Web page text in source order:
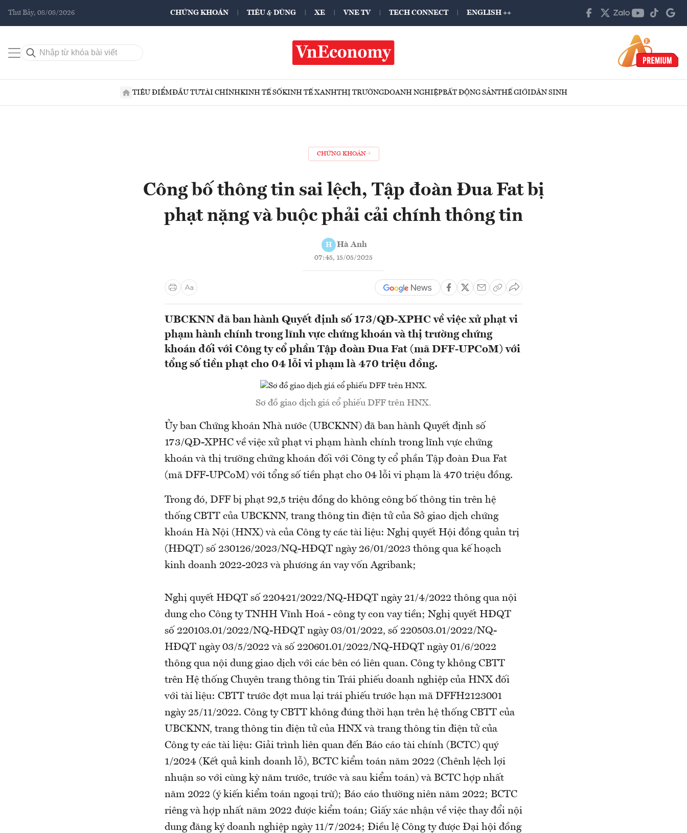
Thứ Bảy, 08/08/2026 CHỨNG KHOÁN TIÊU & DÙNG XE VNE TV TECH CONNECT ENGLISH ++
TIÊU ĐIỂMĐẦU TƯTÀI CHÍNHKINH TẾ SỐKINH TẾ XANHTHỊ TRƯỜNGDOANH NGHIỆPBẤT ĐỘNG SẢNTHẾ GIỚIDÂN SINH
CHỨNG KHOÁN
Công bố thông tin sai lệch, Tập đoàn Đua Fat bị
phạt nặng và buộc phải cải chính thông tin
H Hà Anh
07:45, 15/05/2025
UBCKNN đã ban hành Quyết định số 173/QĐ-XPHC về việc xử phạt vi
phạm hành chính trong lĩnh vực chứng khoán và thị trường chứng
khoán đối với Công ty cổ phần Tập đoàn Đua Fat (mã DFF-UPCoM) với
tổng số tiền phạt cho 04 lỗi vi phạm là 470 triệu đồng.
Sơ đồ giao dịch giá cổ phiếu DFF trên HNX.
Ủy ban Chứng khoán Nhà nước (UBCKNN) đã ban hành Quyết định số
173/QĐ-XPHC về việc xử phạt vi phạm hành chính trong lĩnh vực chứng
khoán và thị trường chứng khoán đối với Công ty cổ phần Tập đoàn Đua Fat
(mã DFF-UPCoM) với tổng số tiền phạt cho 04 lỗi vi phạm là 470 triệu đồng.
Trong đó, DFF bị phạt 92,5 triệu đồng do không công bố thông tin trên hệ
thống CBTT của UBCKNN, trang thông tin điện tử của Sở giao dịch chứng
khoán Hà Nội (HNX) và của Công ty các tài liệu: Nghị quyết Hội đồng quản trị
(HĐQT) số 230126/2023/NQ-HĐQT ngày 26/01/2023 thông qua kế hoạch
kinh doanh 2022-2023 và phương án vay vốn Agribank;
Nghị quyết HĐQT số 220421/2022/NQ-HĐQT ngày 21/4/2022 thông qua nội
dung cho Công ty TNHH Vĩnh Hoá - công ty con vay tiền; Nghị quyết HĐQT
số 220103.01/2022/NQ-HĐQT ngày 03/01/2022, số 220503.01/2022/NQ-
HĐQT ngày 03/5/2022 và số 220601.01/2022/NQ-HĐQT ngày 01/6/2022
thông qua nội dung giao dịch với các bên có liên quan. Công ty không CBTT
trên Hệ thống Chuyên trang thông tin Trái phiếu doanh nghiệp của HNX đối
với tài liệu: CBTT trước đợt mua lại trái phiếu trước hạn mã DFFH2123001
ngày 25/11/2022. Công ty CBTT không đúng thời hạn trên hệ thống CBTT của
UBCKNN, trang thông tin điện tử của HNX và trang thông tin điện tử của
Công ty các tài liệu: Giải trình liên quan đến Báo cáo tài chính (BCTC) quý
1/2024 (Kết quả kinh doanh lỗ), BCTC kiểm toán năm 2022 (Chênh lệch lợi
nhuận so với cùng kỳ năm trước, trước và sau kiểm toán) và BCTC hợp nhất
năm 2022 (ý kiến kiểm toán ngoại trừ); Báo cáo thường niên năm 2022; BCTC
riêng và hợp nhất năm 2022 được kiểm toán; Giấy xác nhận về việc thay đổi nội
dung đăng ký doanh nghiệp ngày 11/7/2024; Điều lệ Công ty được Đại hội đồng